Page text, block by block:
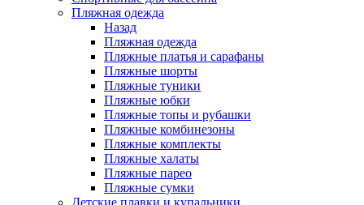
Пляжная одежда
Назад
Пляжная одежда
Пляжные платья и сарафаны
Пляжные шорты
Пляжные туники
Пляжные юбки
Пляжные топы и рубашки
Пляжные комбинезоны
Пляжные комплекты
Пляжные халаты
Пляжные парео
Пляжные сумки
Детские плавки и купальники